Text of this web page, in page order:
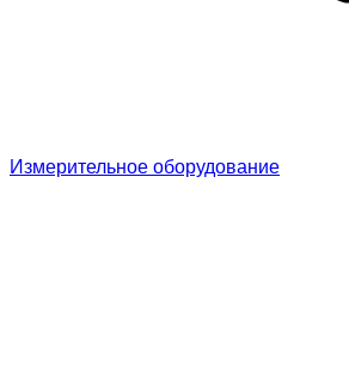
Измерительное оборудование